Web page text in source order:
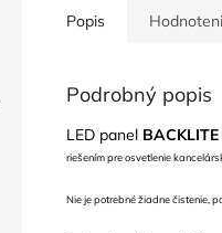
Popis
Podrobný popis
LED panel BACKLITE
riešením pre osvetlenie
Nie je potrebné žiadne čistenie,